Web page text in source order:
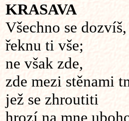
KRASAVA
Všechno se dozvíš,
řeknu ti vše;
ne však zde,
zde mezi stěnami
jež se zhroutiti
hrozí na mne